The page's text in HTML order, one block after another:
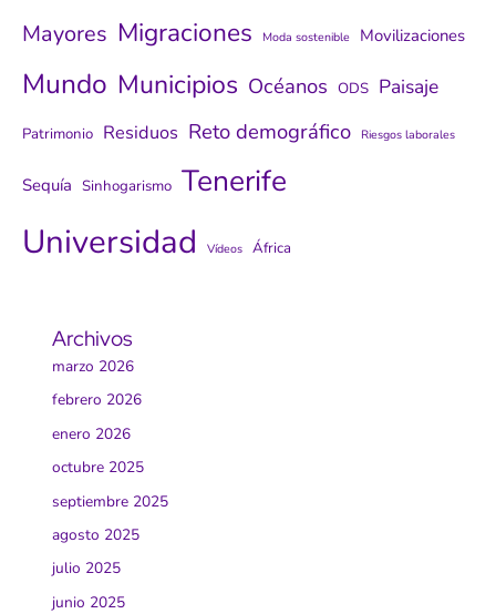
Mayores Migraciones Moda sostenible Movilizaciones
Mundo Municipios Océanos ODS Paisaje
Patrimonio Residuos Reto demográfico Riesgos laborales
Sequía Sinhogarismo Tenerife
Universidad Vídeos África
Archivos
marzo 2026
febrero 2026
enero 2026
octubre 2025
septiembre 2025
agosto 2025
julio 2025
junio 2025